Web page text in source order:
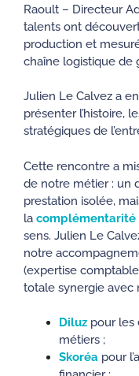
Raoult – Directeur
talents ont
production et
chaîne logistique de
Julien Le Calvez a
présenter l’histoire,
stratégiques de
Cette rencontre a
de notre métier : un
prestation isolée,
la complémentarité
sens. Julien Le
notre
(expertise
totale synergie avec
Diluz pour les
métiers ;
Skoréa pour